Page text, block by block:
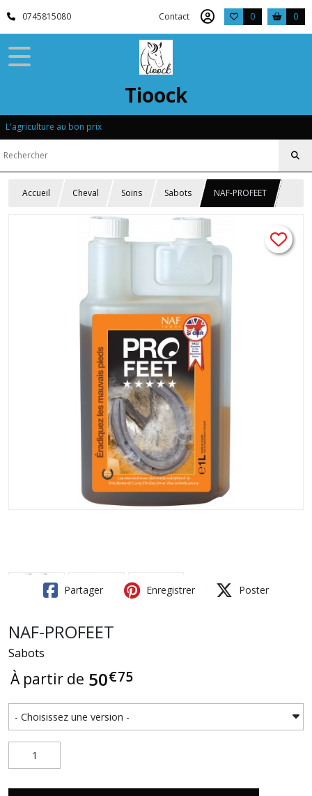
0745815080 Contact 0 0
Tioock
L'agriculture au bon prix
Accueil Cheval Soins Sabots NAF-PROFEET
Partager Enregistrer Poster
NAF-PROFEET
Sabots
À partir de 50€75